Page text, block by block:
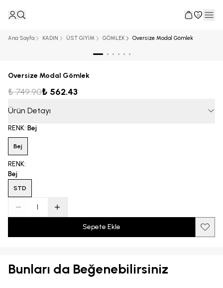
0
Ana Sayfa KADIN ÜST GİYİM GÖMLEK Oversize Modal Gömlek
Oversize Modal Gömlek
₺ 749.90₺ 562.43
Ürün Detayı
RENK: Bej
Bej
RENK:
Bej
STD
Sepete Ekle
Bunları da Beğenebilirsiniz